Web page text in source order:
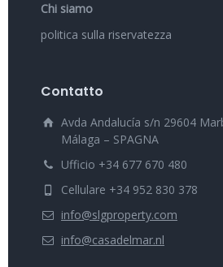
Chi siamo
politica sulla riservatezza
Contatto
Avda Andalucía s/n 29604
Málaga – SPAGNA
Ufficio +34 677 670 480
Cellulare +34 952 830 378
info@slgproperty.com
info@casadelmar.nl